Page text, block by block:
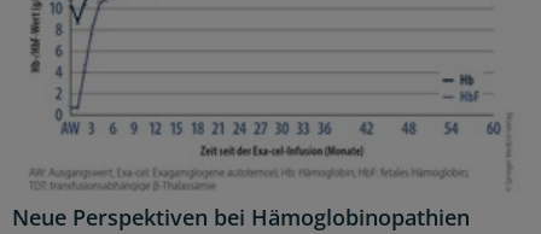
Neue Perspektiven bei Hämoglobinopathien